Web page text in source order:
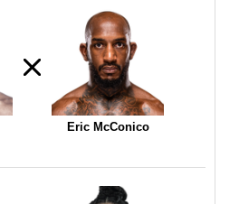
Eric McConico